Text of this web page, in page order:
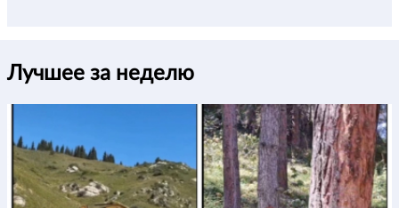
Лучшее за неделю